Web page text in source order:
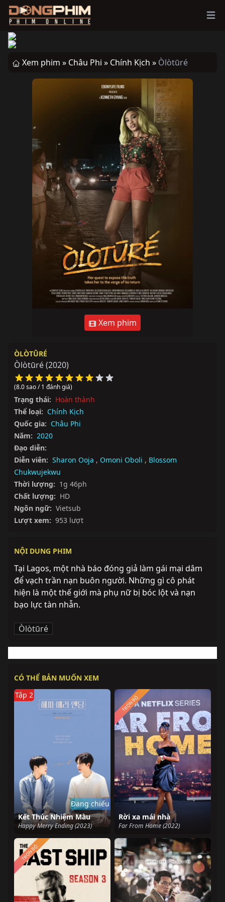
Xem phim » Châu Phi » Chính Kịch » Òlòtūré
Xem phim
ÒLÒTŪRÉ
Òlòtūré(2020)
(8.0 sao / 1 đánh giá)
Trạng thái: Hoàn thành
Thể loại: Chính Kịch
Quốc gia: Châu Phi
Năm: 2020
Đạo diễn:
Diễn viên: Sharon Ooja , Omoni Oboli , Blossom
Chukwujekwu
Thời lượng: 1g 46ph
Chất lượng: HD
Ngôn ngữ: Vietsub
Lượt xem: 953 lượt
NỘI DUNG PHIM
Tại Lagos, một nhà báo đóng giả làm gái mại dâm
để vạch trần nạn buôn người. Những gì cô phát
hiện là một thế giới mà phụ nữ bị bóc lột và nạn
bạo lực tàn nhẫn.
Òlòtūré
CÓ THỂ BẢN MUỐN XEM
Kết Thúc Nhiệm Màu
Happy Merry Ending (2023)
Tập 2
Đang chiếu
Rời xa mái nhà
Far From Home (2022)
TRỌN BỘ
TRỌN BỘ